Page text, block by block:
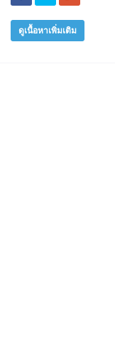
ดูเนื้อหาเพิ่มเติม